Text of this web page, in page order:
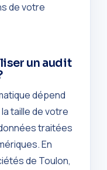
de votre
un audit
dépend
taille de votre
traitées
En
de Toulon,